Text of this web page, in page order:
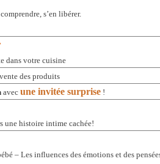
s’en libérer.
dans votre cuisine
des produits
avec une invitée surprise !
une histoire intime cachée!
– Les influences des émotions et des